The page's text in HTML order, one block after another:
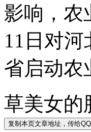
影响，农
11日对
省启动农
草美女的